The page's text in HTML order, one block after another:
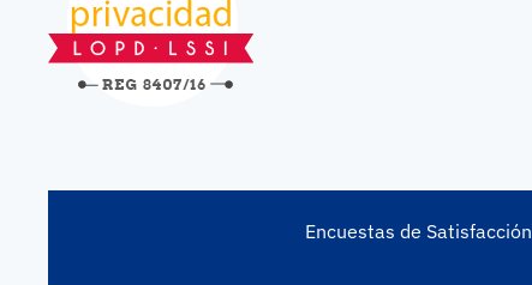
Encuestas de Satisfacción